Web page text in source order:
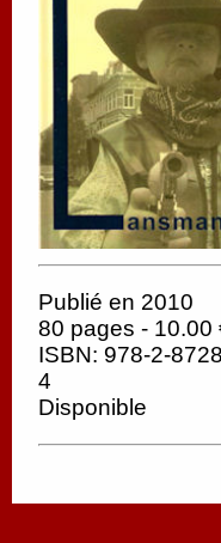
Publié en 2010
80 pages - 10.00
ISBN: 978-2-
4
Disponible